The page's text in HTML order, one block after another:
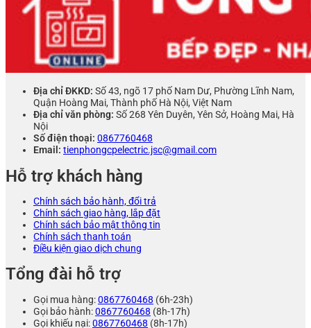
Địa chỉ ĐKKD: Số 43, ngõ 17 phố Nam Dư, Phường Lĩnh Nam,
Quận Hoàng Mai, Thành phố Hà Nội, Việt Nam
Địa chỉ văn phòng: Số 268 Yên Duyên, Yên Sở, Hoàng Mai, Hà
Nội
Số điện thoại: 0867760468
Email: tienphongcpelectric.jsc@gmail.com
Hỗ trợ khách hàng
Chính sách bảo hành, đổi trả
Chính sách giao hàng, lắp đặt
Chính sách bảo mật thông tin
Chính sách thanh toán
Điều kiện giao dịch chung
Tổng đài hỗ trợ
Gọi mua hàng:0867760468 (6h-23h)
Gọi bảo hành:0867760468 (8h-17h)
Gọi khiếu nại:0867760468 (8h-17h)